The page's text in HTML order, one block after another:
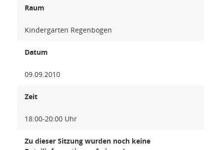
Raum
Kindergarten Regenbogen
Datum
09.09.2010
Zeit
18:00-20:00 Uhr
Zu dieser Sitzung wurden noch keine